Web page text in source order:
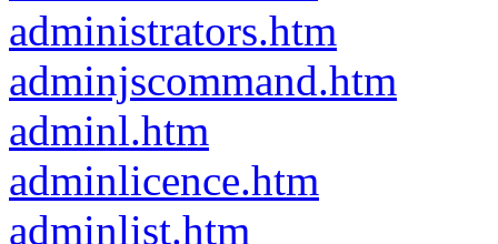
administrators.htm
adminjscommand.htm
adminl.htm
adminlicence.htm
adminlist.htm